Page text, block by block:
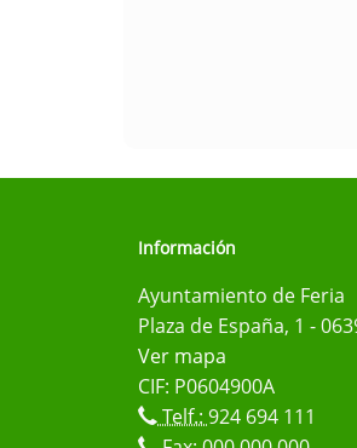
Información
Ayuntamiento de Feria
Plaza de España, 1 -
Ver mapa
CIF: P0604900A
Telf.: 924 694 111